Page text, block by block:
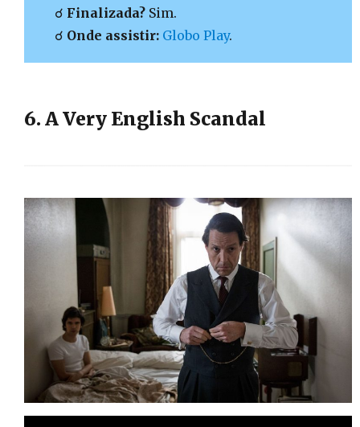
☌ Finalizada? Sim.
☌ Onde assistir: Globo Play.
6. A Very English Scandal